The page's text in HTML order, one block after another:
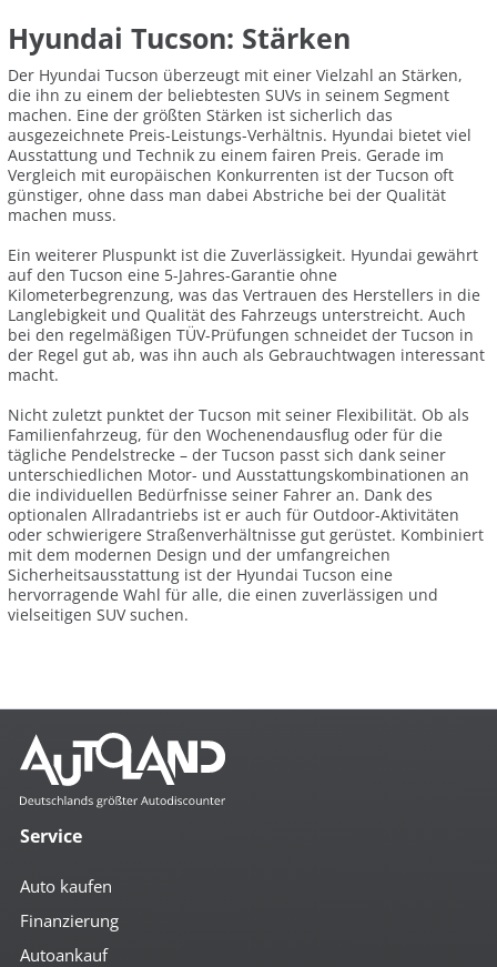
Hyundai Tucson: Stärken
Der Hyundai Tucson überzeugt mit einer Vielzahl an Stärken,
die ihn zu einem der beliebtesten SUVs in seinem Segment
machen. Eine der größten Stärken ist sicherlich das
ausgezeichnete Preis-Leistungs-Verhältnis. Hyundai bietet viel
Ausstattung und Technik zu einem fairen Preis. Gerade im
Vergleich mit europäischen Konkurrenten ist der Tucson oft
günstiger, ohne dass man dabei Abstriche bei der Qualität
machen muss.
Ein weiterer Pluspunkt ist die Zuverlässigkeit. Hyundai gewährt
auf den Tucson eine 5-Jahres-Garantie ohne
Kilometerbegrenzung, was das Vertrauen des Herstellers in die
Langlebigkeit und Qualität des Fahrzeugs unterstreicht. Auch
bei den regelmäßigen TÜV-Prüfungen schneidet der Tucson in
der Regel gut ab, was ihn auch als Gebrauchtwagen interessant
macht.
Nicht zuletzt punktet der Tucson mit seiner Flexibilität. Ob als
Familienfahrzeug, für den Wochenendausflug oder für die
tägliche Pendelstrecke – der Tucson passt sich dank seiner
unterschiedlichen Motor- und Ausstattungskombinationen an
die individuellen Bedürfnisse seiner Fahrer an. Dank des
optionalen Allradantriebs ist er auch für Outdoor-Aktivitäten
oder schwierigere Straßenverhältnisse gut gerüstet. Kombiniert
mit dem modernen Design und der umfangreichen
Sicherheitsausstattung ist der Hyundai Tucson eine
hervorragende Wahl für alle, die einen zuverlässigen und
vielseitigen SUV suchen.
Service
Auto kaufen
Finanzierung
Autoankauf